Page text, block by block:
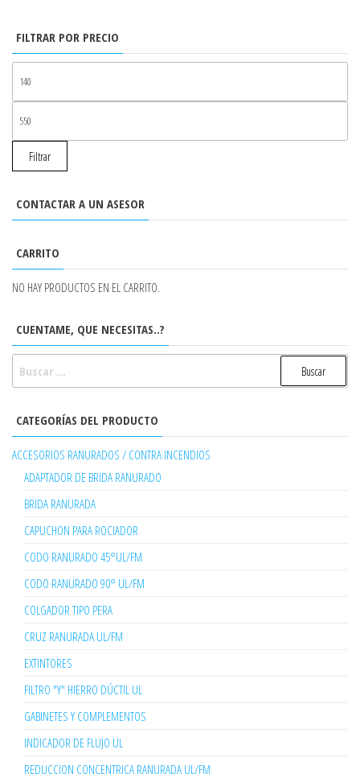
FILTRAR POR PRECIO
Filtrar
CONTACTAR A UN ASESOR
CARRITO
NO HAY PRODUCTOS EN EL CARRITO.
CUENTAME, QUE NECESITAS..?
CATEGORÍAS DEL PRODUCTO
ACCESORIOS RANURADOS / CONTRA INCENDIOS
ADAPTADOR DE BRIDA RANURADO
BRIDA RANURADA
CAPUCHON PARA ROCIADOR
CODO RANURADO 45°UL/FM
CODO RANURADO 90° UL/FM
COLGADOR TIPO PERA
CRUZ RANURADA UL/FM
EXTINTORES
FILTRO "Y" HIERRO DÚCTIL UL
GABINETES Y COMPLEMENTOS
INDICADOR DE FLUJO UL
REDUCCION CONCENTRICA RANURADA UL/FM